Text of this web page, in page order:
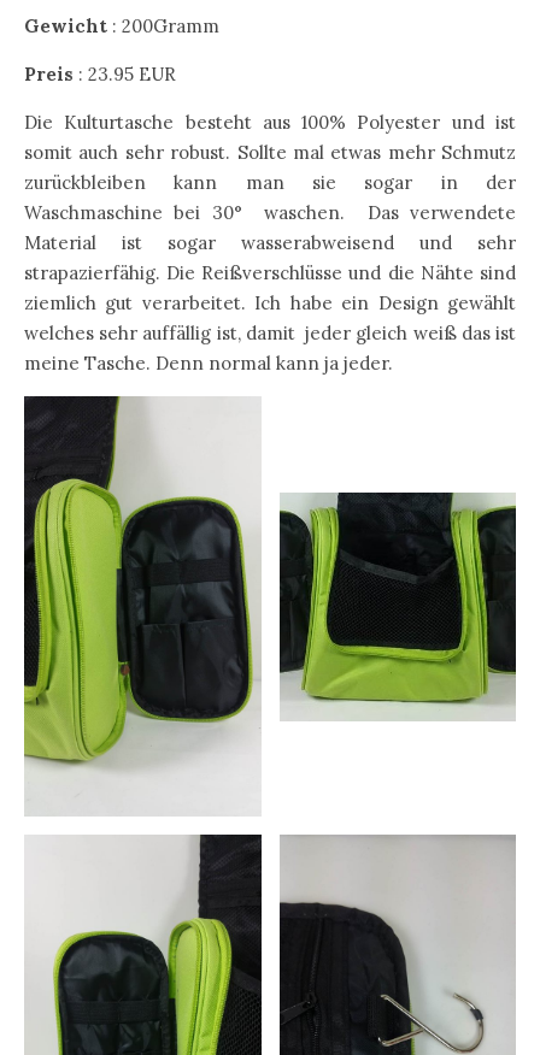
Gewicht : 200Gramm
Preis : 23.95 EUR
Die Kulturtasche besteht aus 100% Polyester und ist
somit auch sehr robust. Sollte mal etwas mehr Schmutz
zurückbleiben kann man sie sogar in der
Waschmaschine bei 30° waschen. Das verwendete
Material ist sogar wasserabweisend und sehr
strapazierfähig. Die Reißverschlüsse und die Nähte sind
ziemlich gut verarbeitet. Ich habe ein Design gewählt
welches sehr auffällig ist, damit jeder gleich weiß das ist
meine Tasche. Denn normal kann ja jeder.